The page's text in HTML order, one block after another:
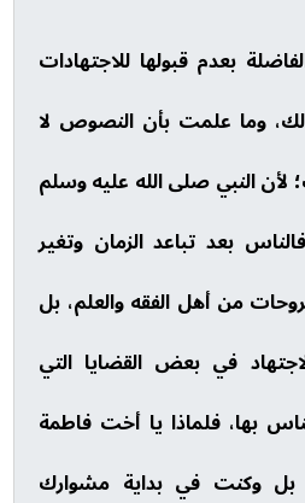
بعدم قبولها للاجتهادات
وما علمت بأن النصوص لا
لأن النبي صلى الله عليه وسلم
بعد تباعد الزمان وتغير
من أهل الفقه والعلم، بل
في بعض القضايا التي
بها، فلماذا يا أخت فاطمة
بل وكنت في بداية مشوارك